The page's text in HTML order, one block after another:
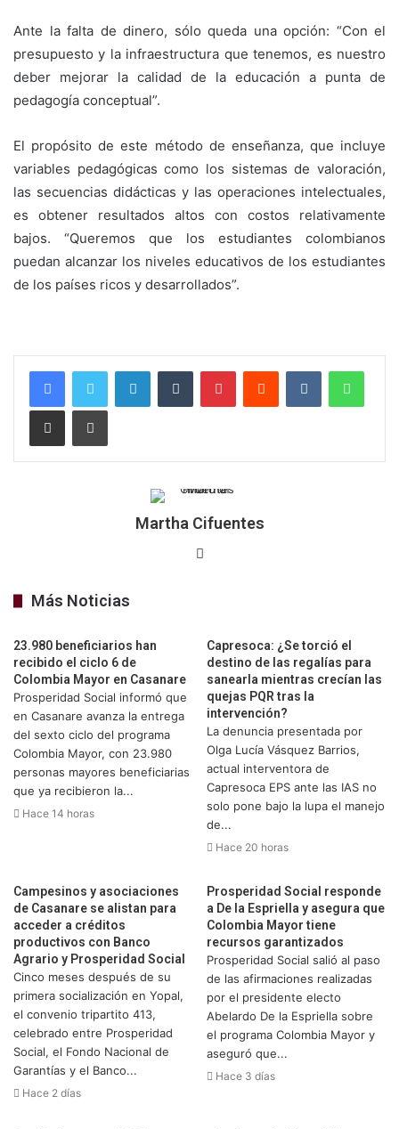
Ante la falta de dinero, sólo queda una opción: “Con el
presupuesto y la infraestructura que tenemos, es nuestro
deber mejorar la calidad de la educación a punta de
pedagogía conceptual”.
El propósito de este método de enseñanza, que incluye
variables pedagógicas como los sistemas de valoración,
las secuencias didácticas y las operaciones intelectuales,
es obtener resultados altos con costos relativamente
bajos. “Queremos que los estudiantes colombianos
puedan alcanzar los niveles educativos de los estudiantes
de los países ricos y desarrollados”.
LinkedInTumblr PinterestReddit VKontakte
Compartir por correo electrónicoImprimir
Martha Cifuentes
Sitio
Más Noticias
23.980 beneficiarios han
recibido el ciclo 6 de
Colombia Mayor en Casanare
Prosperidad Social informó que
en Casanare avanza la entrega
del sexto ciclo del programa
Colombia Mayor, con 23.980
personas mayores beneficiarias
que ya recibieron la...
Hace 14 horas
Capresoca: ¿Se torció el
destino de las regalías para
sanearla mientras crecían las
quejas PQR tras la
intervención?
La denuncia presentada por
Olga Lucía Vásquez Barrios,
actual interventora de
Capresoca EPS ante las IAS no
solo pone bajo la lupa el manejo
de...
Hace 20 horas
Campesinos y asociaciones
de Casanare se alistan para
acceder a créditos
productivos con Banco
Agrario y Prosperidad Social
Cinco meses después de su
primera socialización en Yopal,
el convenio tripartito 413,
celebrado entre Prosperidad
Social, el Fondo Nacional de
Garantías y el Banco...
Hace 2 días
Prosperidad Social responde
a De la Espriella y asegura que
Colombia Mayor tiene
recursos garantizados
Prosperidad Social salió al paso
de las afirmaciones realizadas
por el presidente electo
Abelardo De la Espriella sobre
el programa Colombia Mayor y
aseguró que...
Hace 3 días